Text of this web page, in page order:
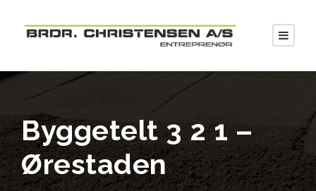
Byggetelt 3 2 1 –
Ørestaden